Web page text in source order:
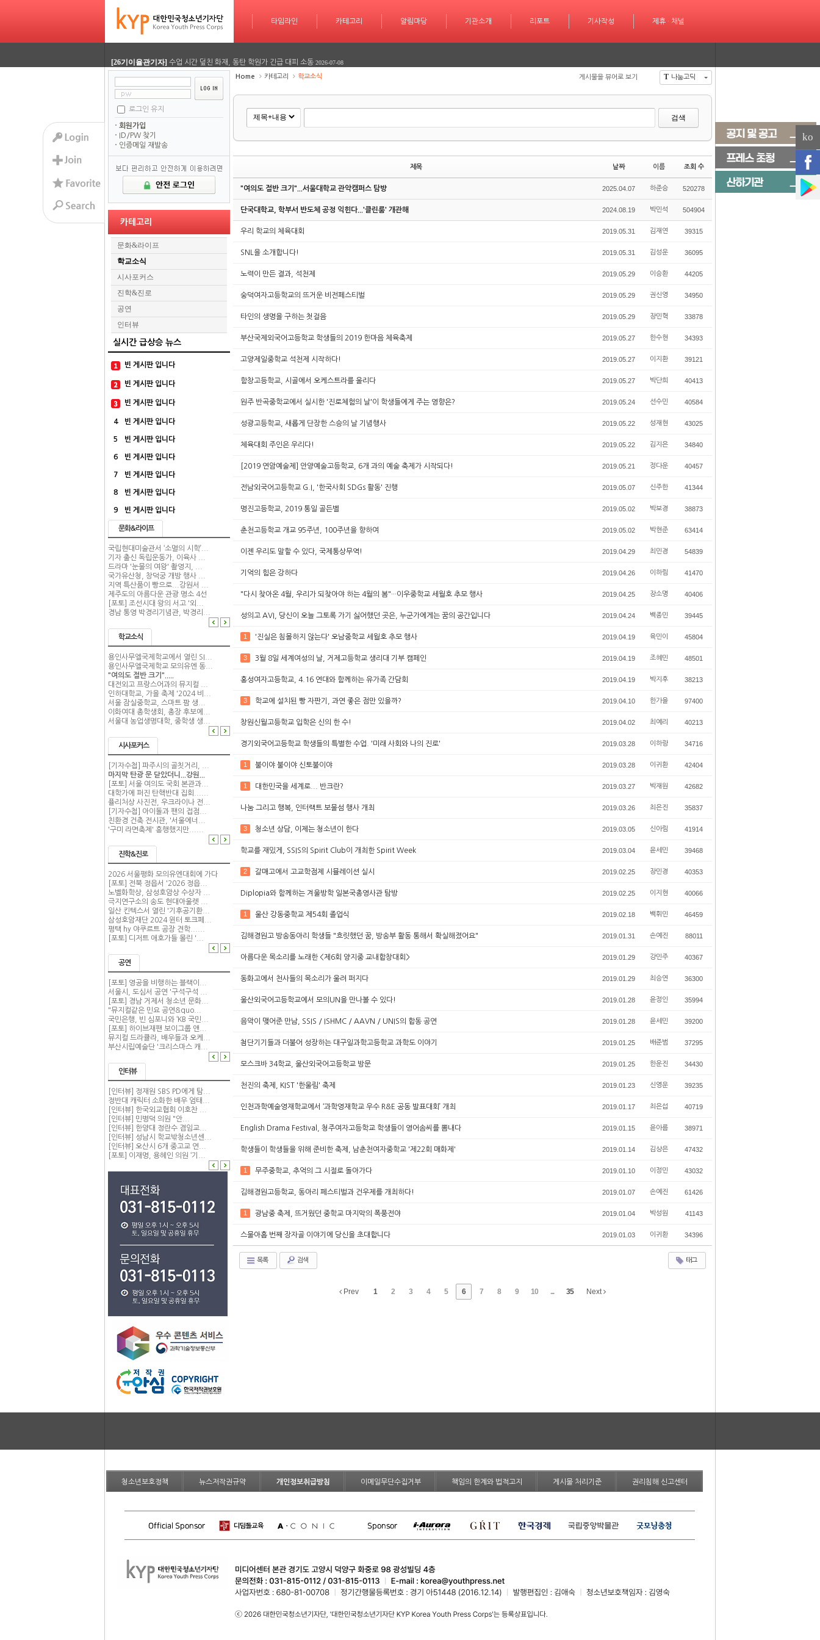
타임라인
타임라인 카테고리
카테고리 알림마당
알림마당 기관소개
기관소개 리포트
리포트 기사작성
기사작성 제휴 · 채널
제휴 · 채널
[26기정재훈기자]
[26기김담경기자] 용인사무엘 국제학교, RSC 대회에서 놀라운 성과 또 한번 이루다 2026-07-25
[26기김담경기자] 2026 서울평화 모의유엔대회에 가다 2026-06-26
[26기김담경기자]
[26기정재훈기자] AI가 짜주는 맞춤형 방학 시간표…학습 계획도 인공지능 시대 2026-07-30
[26기이율관기자] 수업 시간 덮친 화재, 동탄 학원가 긴급 대피 소동 2026-07-08
[26기김담경기자] 2026 서울평화 모의유엔대회에 가다 2026-06-26
[26기김담경기자]
로그인 유지
회원가입
ID/PW 찾기
인증메일 재발송
카테고리
문화&라이프
학교소식
시사포커스
진학&진로
공연
인터뷰
실시간 급상승 뉴스
빈 게시판 입니다
빈 게시판 입니다
빈 게시판 입니다
4 빈 게시판 입니다
5 빈 게시판 입니다
6 빈 게시판 입니다
7 빈 게시판 입니다
8 빈 게시판 입니다
9 빈 게시판 입니다
문화&라이프
국립현대미술관서 ‘소멸의 시학’...
기자 출신 독립운동가, 이육사 ...
드라마 '눈물의 여왕' 촬영지, ...
국가유산청, 창덕궁 개방 행사 ...
지역 특산품이 빵으로...강원서 ...
제주도의 아름다운 관광 명소 4선
[포토] 조선시대 왕의 서고 '외...
경남 통영 박경리기념관, 박경리...
학교소식
용인사무엘국제학교에서 열린 SI...
용인사무엘국제학교 모의유엔 동...
"여의도 절반 크기".....
대전외고 프랑스어과의 뮤지컬 ...
인하대학교, 가을 축제 '2024 비...
서울 잠실중학교, 스마트 팜 생...
이화여대 총학생회, 총장 후보에...
서울대 농업생명대학, 중학생 생...
시사포커스
[기자수첩] 파주시의 골칫거리, ...
마지막 탄광 문 닫았더니...강원...
[포토] 서울 여의도 국회 본관과...
대학가에 퍼진 탄핵반대 집회......
퓰리처상 사진전, 우크라이나 전...
[기자수첩] 아이돌과 팬의 접점...
친환경 건축 전시관, '서울에너...
'구미 라면축제' 흥행했지만......
진학&진로
2026 서울평화 모의유엔대회에 가다
[포토] 전북 정읍서 '2026 정읍...
노벨화학상, 삼성호암상 수상자 ...
극지연구소의 송도 현대아울렛 ...
일산 킨텍스서 열린 '기후공기환...
삼성호암재단 2024 윈터 토크페...
평택 hy 야쿠르트 공장 견학......
[포토] 디저트 애호가들 몰린 '...
공연
[포토] 영공을 비행하는 블랙이...
서울시, 도심서 공연 '구석구석 ...
[포토] 경남 거제서 청소년 문화...
"뮤지컬같은 민요 공연&quo...
국민은행, 빈 심포니와 ‘KB 국민...
[포토] 하이브재팬 보이그룹 앤...
뮤지컬 드라큘라, 배우들과 오케...
부산시립예술단 '크리스마스 캐...
인터뷰
[인터뷰] 정재원 SBS PD에게 탐...
정반대 캐릭터 소화한 배우 엄태...
[인터뷰] 한국외교협회 이호찬 ...
[인터뷰] 민병덕 의원 "안...
[인터뷰] 한양대 정란수 겸임교...
[인터뷰] 성남시 학교밖청소년센...
[인터뷰] 오산시 6개 중고교 연...
[포토] 이재명, 용혜인 의원 ‘기...
Home 카테고리 학교소식 T 나눔고딕
게시물을 뷰어로 보기
검색
제목 날짜 이름 조회 수
"여의도 절반 크기"...서울대학교 관악캠퍼스 탐방 2025.04.07 하준승 520278
단국대학교, 학부서 반도체 공정 익힌다...'클린룸' 개관해 2024.08.19 박민석 504904
우리 학교의 체육대회 2019.05.31 김재연 39315
SNL을 소개합니다! 2019.05.31 김성운 36095
노력이 만든 결과, 석천제 2019.05.29 이승환 44205
숭덕여자고등학교의 뜨거운 비전페스티벌 2019.05.29 권신영 34950
타인의 생명을 구하는 첫걸음 2019.05.29 장민혁 33878
부산국제외국어고등학교 학생들의 2019 한마음 체육축제 2019.05.27 한수현 34393
고양제일중학교 석천제 시작하다! 2019.05.27 이지환 39121
함창고등학교, 시골에서 오케스트라를 울리다 2019.05.27 박단희 40413
원주 반곡중학교에서 실시한 '진로체험의 날'이 학생들에게 주는 영향은? 2019.05.24 선수민 40584
성광고등학교, 새롭게 단장한 스승의 날 기념행사 2019.05.22 성재현 43025
체육대회 주인은 우리다! 2019.05.22 김지은 34840
[2019 연암예술제] 안양예술고등학교, 6개 과의 예술 축제가 시작되다! 2019.05.21 정다운 40457
전남외국어고등학교 G.I, '한국사회 SDGs 활동' 진행 2019.05.07 신주한 41344
명진고등학교, 2019 통일 골든벨 2019.05.02 박보경 38873
춘천고등학교 개교 95주년, 100주년을 향하여 2019.05.02 박현준 63414
이젠 우리도 말할 수 있다, 국제통상무역! 2019.04.29 최민경 54839
기억의 힘은 강하다 2019.04.26 이하림 41470
"다시 찾아온 4월, 우리가 되찾아야 하는 4월의 봄"···이우중학교 세월호 추모 행사 2019.04.25 장소명 40406
성의고 AVI, 당신이 오늘 그토록 가기 싫어했던 곳은, 누군가에게는 꿈의 공간입니다 2019.04.24 백종민 39445
'진실은 침몰하지 않는다' 오남중학교 세월호 추모 행사
1 2019.04.19 육민이 45804
3월 8일 세계여성의 날, 거제고등학교 생리대 기부 캠페인
3 2019.04.19 조혜민 48501
홍성여자고등학교, 4.16 연대와 함께하는 유가족 간담회 2019.04.19 박지후 38213
학교에 설치된 빵 자판기, 과연 좋은 점만 있을까?
3 2019.04.10 한가을 97400
창원신월고등학교 입학은 신의 한 수! 2019.04.02 최예리 40213
경기외국어고등학교 학생들의 특별한 수업. '미래 사회와 나의 진로' 2019.03.28 이하랑 34716
불이야 불이야 신토불이야
1 2019.03.28 이귀환 42404
대한민국을 세계로... 반크란?
1 2019.03.27 박재원 42682
나눔 그리고 행복, 인터랙트 보물섬 행사 개최 2019.03.26 최은진 35837
청소년 상담, 이제는 청소년이 한다
3 2019.03.05 신아림 41914
학교를 재밌게, SSIS의 Spirit Club이 개최한 Spirit Week 2019.03.04 윤세민 39468
갈매고에서 고교학점제 시뮬레이션 실시
2 2019.02.25 장민경 40353
Diplopia와 함께하는 겨울방학 일본국총영사관 탐방 2019.02.25 이지현 40066
울산 강동중학교 제54회 졸업식
1 2019.02.18 백휘민 46459
김해경원고 방송동아리 학생들 "흐릿했던 꿈, 방송부 활동 통해서 확실해졌어요" 2019.01.31 손예진 88011
아름다운 목소리를 노래한 <제6회 양지중 교내합창대회> 2019.01.29 강민주 40367
동화고에서 천사들의 목소리가 울려 퍼지다 2019.01.29 최승연 36300
울산외국어고등학교에서 모의UN을 만나볼 수 있다! 2019.01.28 윤정인 35994
음악이 맺어준 만남, SSIS / ISHMC / AAVN / UNIS의 합동 공연 2019.01.28 윤세민 39200
첨단기기들과 더불어 성장하는 대구일과학고등학교 과학도 이야기 2019.01.25 배준범 37295
모스크바 34학교, 울산외국어고등학교 방문 2019.01.25 한운진 34430
천진의 축제, KIST '한울림' 축제 2019.01.23 신영운 39235
인천과학예술영재학교에서 ‘과학영재학교 우수 R&E 공동 발표대회’ 개최 2019.01.17 최은섭 40719
English Drama Festival, 청주여자고등학교 학생들이 영어솜씨를 뽐내다 2019.01.15 윤아름 38971
학생들이 학생들을 위해 준비한 축제, 남춘천여자중학교 '제22회 매화제' 2019.01.14 김상은 47432
무주중학교, 추억의 그 시절로 돌아가다
1 2019.01.10 이정민 43032
김해경원고등학교, 동아리 페스티벌과 건우제를 개최하다! 2019.01.07 손예진 61426
광남중 축제, 뜨거웠던 중학교 마지막의 폭풍전야
1 2019.01.04 박성원 41143
스물아홉 번째 장자골 이야기에 당신을 초대합니다 2019.01.03 이귀환 34396
목록 검색 태그
Prev 1 2 3 4 5 6 7 8 9 10 ... 35 Next
청소년보호정책 뉴스저작권규약 개인정보취급방침 이메일무단수집거부 책임의 한계와 법적고지 게시물 처리기준 권리침해 신고센터
ko
Sketchbook5, 스케치북5
Sketchbook5, 스케치북5
Sketchbook5, 스케치북5
Sketchbook5, 스케치북5